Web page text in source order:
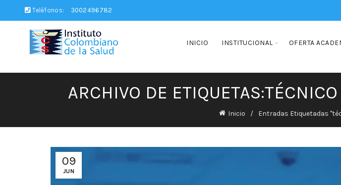
Teléfonos: 3002496782
INICIO INSTITUCIONAL OFERTA
ARCHIVO DE
Inicio Entradas Etiquetadas
09
JUN